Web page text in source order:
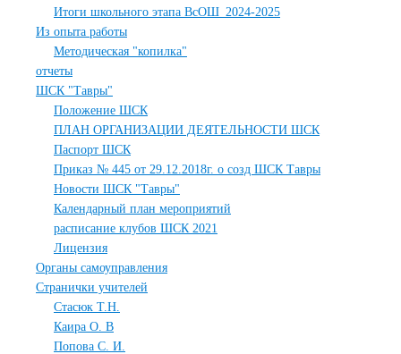
Итоги школьного этапа ВсОШ_2024-2025
Из опыта работы
Методическая "копилка"
отчеты
ШСК "Тавры"
Положение ШСК
ПЛАН ОРГАНИЗАЦИИ ДЕЯТЕЛЬНОСТИ ШСК
Паспорт ШСК
Приказ № 445 от 29.12.2018г. о созд ШСК Тавры
Новости ШСК "Тавры"
Календарный план мероприятий
расписание клубов ШСК 2021
Лицензия
Органы самоуправления
Странички учителей
Стасюк Т.Н.
Каира О. В
Попова С. И.